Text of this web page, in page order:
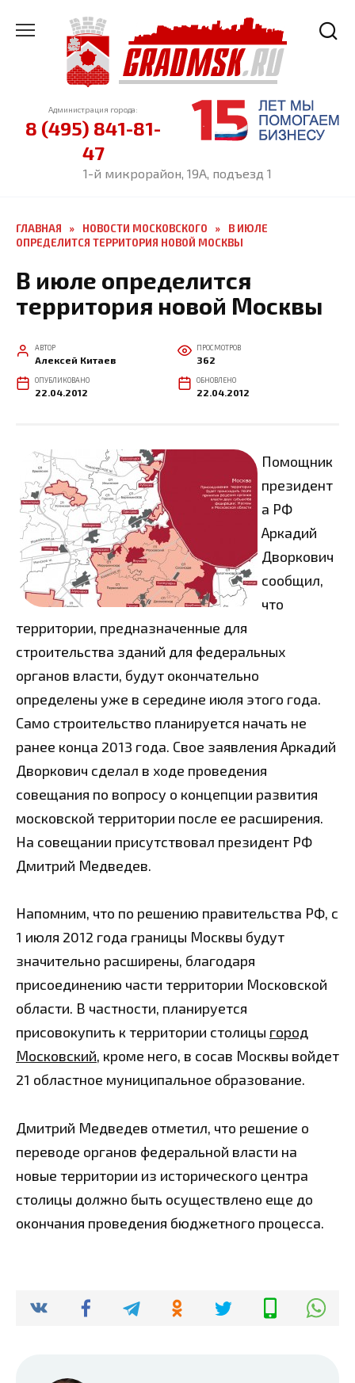
содержанию
Администрация города:
8 (495) 841-81-
47
1-й микрорайон, 19А, подъезд 1
ГЛАВНАЯ » НОВОСТИ МОСКОВСКОГО »
В ИЮЛЕ
ОПРЕДЕЛИТСЯ ТЕРРИТОРИЯ НОВОЙ МОСКВЫ
В июле определится
территория новой Москвы
АВТОР
Алексей Китаев
ПРОСМОТРОВ
362
ОПУБЛИКОВАНО
22.04.2012
ОБНОВЛЕНО
22.04.2012
Помощник
президент
а РФ
Аркадий
Дворкович
сообщил,
что
территории, предназначенные для
строительства зданий для федеральных
органов власти, будут окончательно
определены уже в середине июля этого года.
Само строительство планируется начать не
ранее конца 2013 года. Свое заявления Аркадий
Дворкович сделал в ходе проведения
совещания по вопросу о концепции развития
московской территории после ее расширения.
На совещании присутствовал президент РФ
Дмитрий Медведев.
Напомним, что по решению правительства РФ, с
1 июля 2012 года границы Москвы будут
значительно расширены, благодаря
присоединению части территории Московской
области. В частности, планируется
присовокупить к территории столицы город
Московский, кроме него, в сосав Москвы войдет
21 областное муниципальное образование.
Дмитрий Медведев отметил, что решение о
переводе органов федеральной власти на
новые территории из исторического центра
столицы должно быть осуществлено еще до
окончания проведения бюджетного процесса.